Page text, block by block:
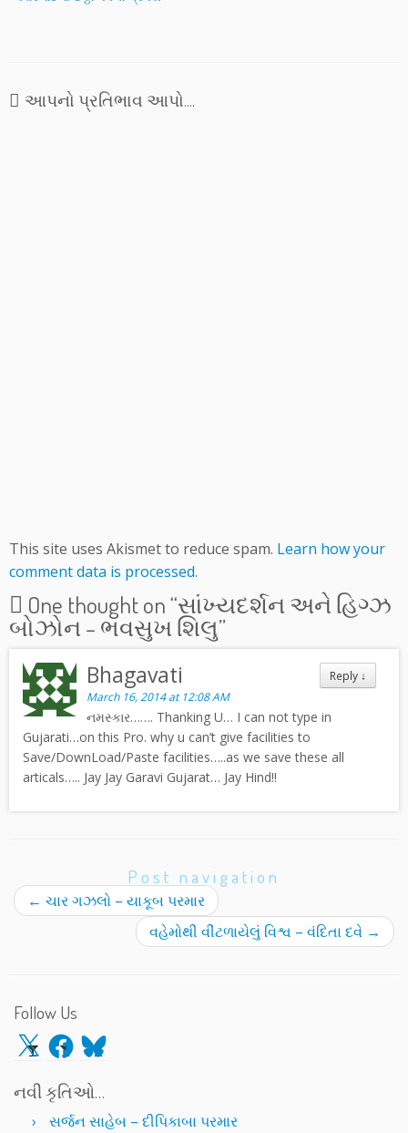
આપનો પ્રતિભાવ આપો....
This site uses Akismet to reduce spam. Learn how your
comment data is processed.
One thought on “સાંખ્યદર્શન અને હિગ્ઝ
બોઝોન – ભવસુખ શિલુ”
Reply ↓
Bhagavati
March 16, 2014 at 12:08 AM
નમસ્કાર……. Thanking U… I can not type in
Gujarati…on this Pro. why u can’t give facilities to
Save/DownLoad/Paste facilities…..as we save these all
articals….. Jay Jay Garavi Gujarat… Jay Hind!!
Post navigation
← ચાર ગઝલો – યાકૂબ પરમાર
વહેમોથી વીંટળાયેલું વિશ્વ – વંદિતા દવે →
Follow Us
X Facebook
Bluesky
નવી કૃતિઓ…
સર્જન સાહેબ – દીપિકાબા પરમાર